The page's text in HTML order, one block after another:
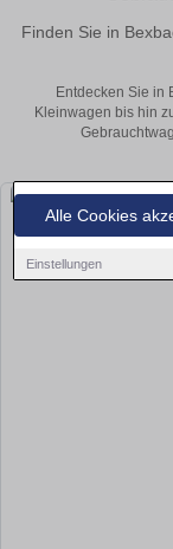
Alle Cookies
Einstellungen
Finden Sie in
Entdecken Sie in
Kleinwagen bis hin